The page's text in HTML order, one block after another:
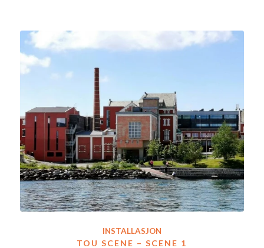
INSTALLASJON
TOU SCENE – SCENE 1